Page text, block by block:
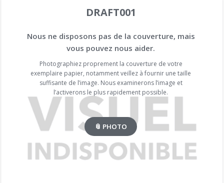
DRAFT001
Nous ne disposons pas de la couverture, mais
vous pouvez nous aider.
Photographiez proprement la couverture de votre
exemplaire papier, notamment veillez à fournir une taille
suffisante de l’image. Nous examinerons l’image et
l’activerons le plus rapidement possible.
📎 PHOTO